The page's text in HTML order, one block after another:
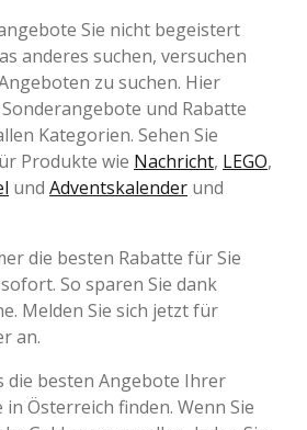
Sie nicht begeistert
anderes suchen, versuchen
zu suchen. Hier
und Rabatte
Kategorien. Sehen Sie
Produkte wie Nachricht, LEGO,
und Adventskalender und
die besten Rabatte für Sie
So sparen Sie dank
Melden Sie sich jetzt für
an.
die besten Angebote Ihrer
Österreich finden. Wenn Sie